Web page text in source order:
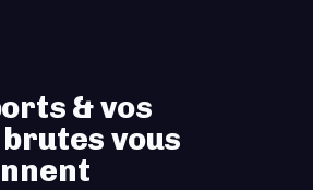
& vos
vous